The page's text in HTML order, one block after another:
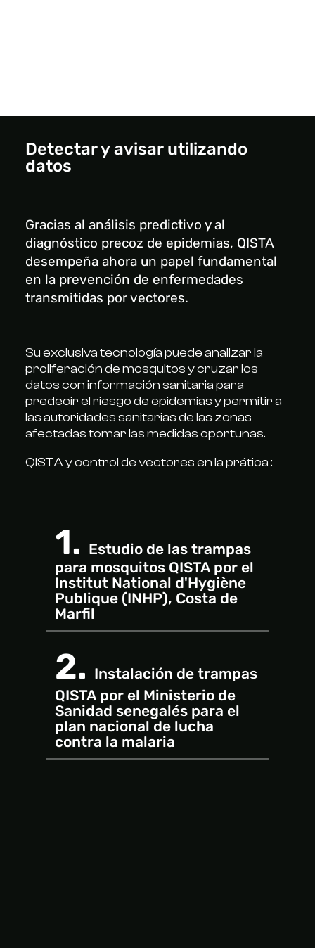
Detectar y avisar utilizando
datos
Gracias al análisis predictivo y al
diagnóstico precoz de epidemias, QISTA
desempeña ahora un papel fundamental
en la prevención de enfermedades
transmitidas por vectores.
Su exclusiva tecnología puede analizar la
proliferación de mosquitos y cruzar los
datos con información sanitaria para
predecir el riesgo de epidemias y permitir a
las autoridades sanitarias de las zonas
afectadas tomar las medidas oportunas.
QISTA y control de vectores en la prática :
1. Estudio de las trampas
para mosquitos QISTA por el
Institut National d'Hygiène
Publique (INHP), Costa de
Marfil
2. Instalación de trampas
QISTA por el Ministerio de
Sanidad senegalés para el
plan nacional de lucha
contra la malaria